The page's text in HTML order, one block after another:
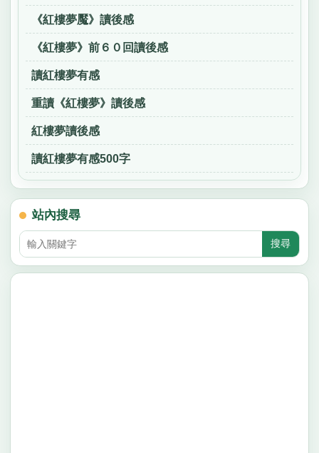
《紅樓夢魘》讀後感
《紅樓夢》前６０回讀後感
讀紅樓夢有感
重讀《紅樓夢》讀後感
紅樓夢讀後感
讀紅樓夢有感500字
站內搜尋